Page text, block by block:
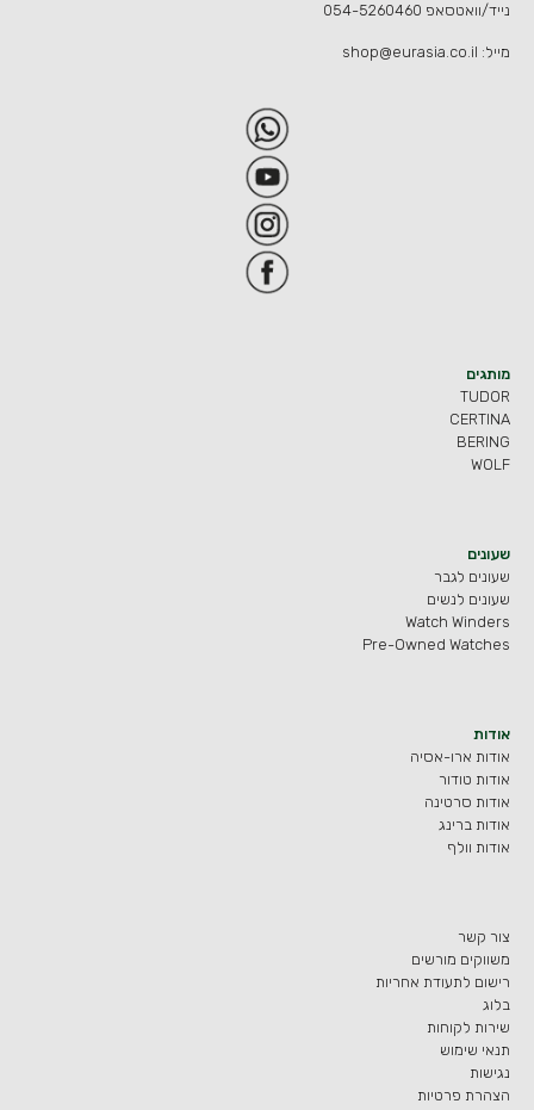
נייד/וואטסאפ 054-5260460
מייל: shop@eurasia.co.il
מותגים
TUDOR
CERTINA
BERING
WOLF
שעונים
שעונים לגבר
שעונים לנשים
Watch Winders
Pre-Owned Watches
אודות
אודות ארו-אסיה
אודות טודור
אודות סרטינה
אודות ברינג
אודות וולף
צור קשר
משווקים מורשים
רישום לתעודת אחריות
בלוג
שירות לקוחות
תנאי שימוש
נגישות
הצהרת פרטיות